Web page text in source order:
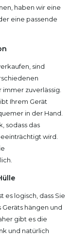
haben wir eine
eine passende
sind
zuverlässig.
Ihrem Gerät
in der Hand.
sodass das
wird.
es logisch, dass Sie
hängen und
gibt es die
und natürlich